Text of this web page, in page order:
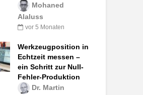
Mohaned
Alaluss
vor 5 Monaten
Werkzeugposition in
Echtzeit messen –
ein Schritt zur Null-
Fehler-Produktion
Dr. Martin